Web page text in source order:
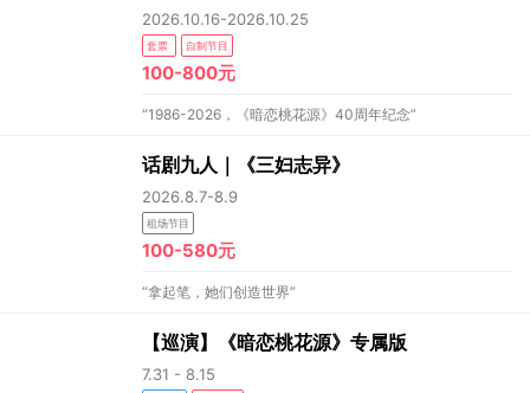
2026.10.16-2026.10.25
套票 自制节目
100-800元
“1986-2026，《暗恋桃花源》40周年纪念”
话剧九人｜《三妇志异》
2026.8.7-8.9
租场节目
100-580元
“拿起笔，她们创造世界”
【巡演】《暗恋桃花源》专属版
7.31 - 8.15